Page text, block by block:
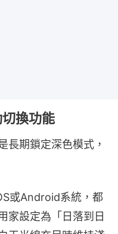
換功能
長期鎖定深色模式，
或Android系統，都
家設定為「日落到日